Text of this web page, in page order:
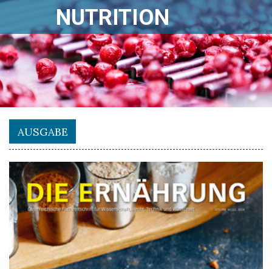
NUTRITION
AUSGABE